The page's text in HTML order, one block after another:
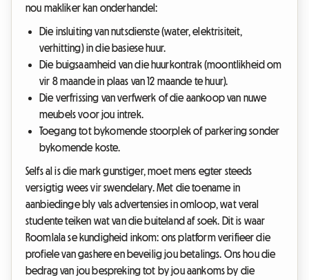
nou makliker kan onderhandel:
Die insluiting van nutsdienste (water, elektrisiteit,
verhitting) in die basiese huur.
Die buigsaamheid van die huurkontrak (moontlikheid om
vir 8 maande in plaas van 12 maande te huur).
Die verfrissing van verfwerk of die aankoop van nuwe
meubels voor jou intrek.
Toegang tot bykomende stoorplek of parkering sonder
bykomende koste.
Selfs al is die mark gunstiger, moet mens egter steeds
versigtig wees vir swendelary. Met die toename in
aanbiedinge bly vals advertensies in omloop, wat veral
studente teiken wat van die buiteland af soek. Dit is waar
Roomlala se kundigheid inkom: ons platform verifieer die
profiele van gashere en beveilig jou betalings. Ons hou die
bedrag van jou bespreking tot by jou aankoms by die